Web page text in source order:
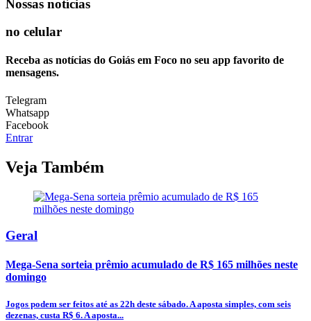
Nossas notícias
no celular
Receba as notícias do Goiás em Foco no seu app favorito de
mensagens.
Telegram
Whatsapp
Facebook
Entrar
Veja Também
Geral
Mega-Sena sorteia prêmio acumulado de R$ 165 milhões neste
domingo
Jogos podem ser feitos até as 22h deste sábado. A aposta simples, com seis
dezenas, custa R$ 6. A aposta...